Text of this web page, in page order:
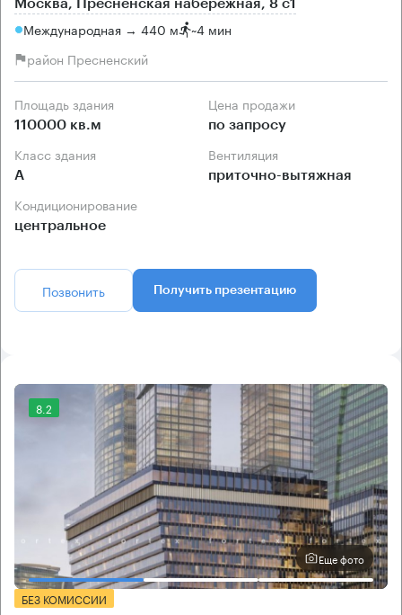
Москва, Пресненская набережная, 8 с1
Международная → 440 м ~4 мин
район Пресненский
Площадь здания
110000 кв.м
Цена продажи
по запросу
Класс здания
А
Вентиляция
приточно-вытяжная
Кондиционирование
центральное
Позвонить Получить презентацию
8.2
Еще фото
БЕЗ КОМИССИИ